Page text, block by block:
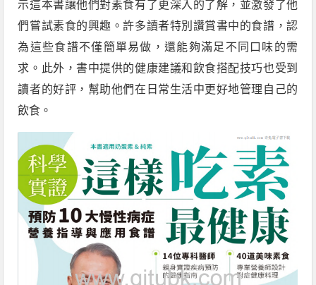
示這本書讓他們對素食有了更深入的了解，並激發了他
們嘗試素食的興趣。許多讀者特別讚賞書中的食譜，認
為這些食譜不僅簡單易做，還能夠滿足不同口味的需
求。此外，書中提供的健康建議和飲食搭配技巧也受到
讀者的好評，幫助他們在日常生活中更好地管理自己的
飲食。